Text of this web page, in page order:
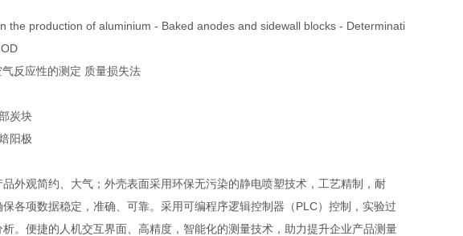
the production of aluminium - Baked anodes and sidewall blocks - Determinati
反应性的测定 质量损失法
炭块
阳极
外观简约、大气；外壳表面采用环保无污染的静电喷塑技术，工艺精制，耐
各项数据稳定，准确、可靠。采用可编程序逻辑控制器（PLC）控制，实验过
。便捷的人机交互界面、高精度，智能化的测量技术，助力提升企业产品测量